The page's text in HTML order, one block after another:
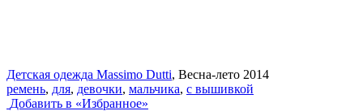
Детская одежда Massimo Dutti, Весна-лето 2014
ремень, для, девочки, мальчика, с вышивкой
Добавить в «Избранное»